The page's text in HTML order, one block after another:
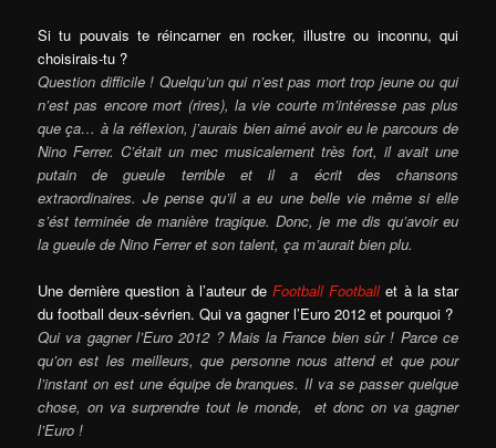
Si tu pouvais te réincarner en rocker, illustre ou inconnu, qui
choisirais-tu ?
Question difficile ! Quelqu’un qui n’est pas mort trop jeune ou qui
n’est pas encore mort (rires), la vie courte m’intéresse pas plus
que ça… à la réflexion, j’aurais bien aimé avoir eu le parcours de
Nino Ferrer. C’était un mec musicalement très fort, il avait une
putain de gueule terrible et il a écrit des chansons
extraordinaires. Je pense qu’il a eu une belle vie même si elle
s’ést terminée de manière tragique. Donc, je me dis qu’avoir eu
la gueule de Nino Ferrer et son talent, ça m’aurait bien plu.
Une dernière question à l’auteur de Football Football et à la star
du football deux-sévrien. Qui va gagner l’Euro 2012 et pourquoi ?
Qui va gagner l’Euro 2012 ? Mais la France bien sûr ! Parce ce
qu’on est les meilleurs, que personne nous attend et que pour
l’instant on est une équipe de branques. Il va se passer quelque
chose, on va surprendre tout le monde, et donc on va gagner
l’Euro !